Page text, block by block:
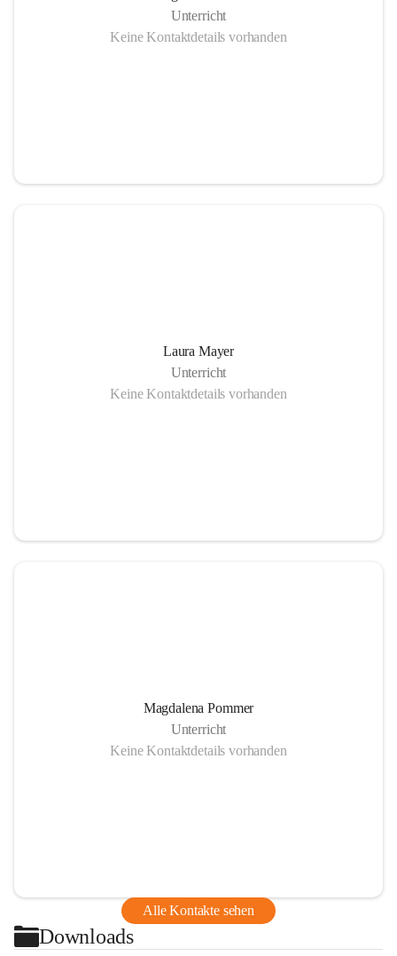
Unterricht
Keine Kontaktdetails vorhanden
Laura Mayer
Unterricht
Keine Kontaktdetails vorhanden
Magdalena Pommer
Unterricht
Keine Kontaktdetails vorhanden
Alle Kontakte sehen
Downloads